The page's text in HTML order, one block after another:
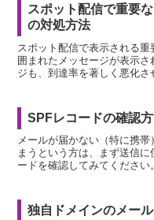
スポット配信で重要
の対処方法
スポット配信で表示される
囲まれたメッセージが表示
ジも、到達率を著しく悪化さ
SPFレコードの確認
メールが届かない（特に携
まうという方は、まず送信
ードを確認してみてください
独自ドメインのメー